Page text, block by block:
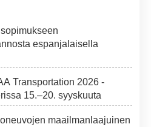
espanjalaisella
Transportation 2026 -
15.–20. syyskuuta
maailmanlaajuinen